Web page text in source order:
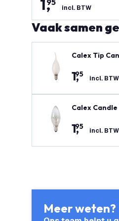
1,
95
incl. BTW
Vaak samen
Calex Tip
1,
95 incl. BTW
Calex
1,
95 incl. BTW
Meer weten?